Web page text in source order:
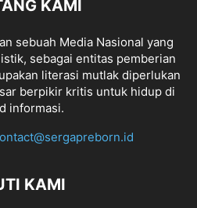
KAMI
sebuah Media Nasional yang
sebagai entitas pemberian
literasi mutlak diperlukan
berpikir kritis untuk hidup di
informasi.
KAMI